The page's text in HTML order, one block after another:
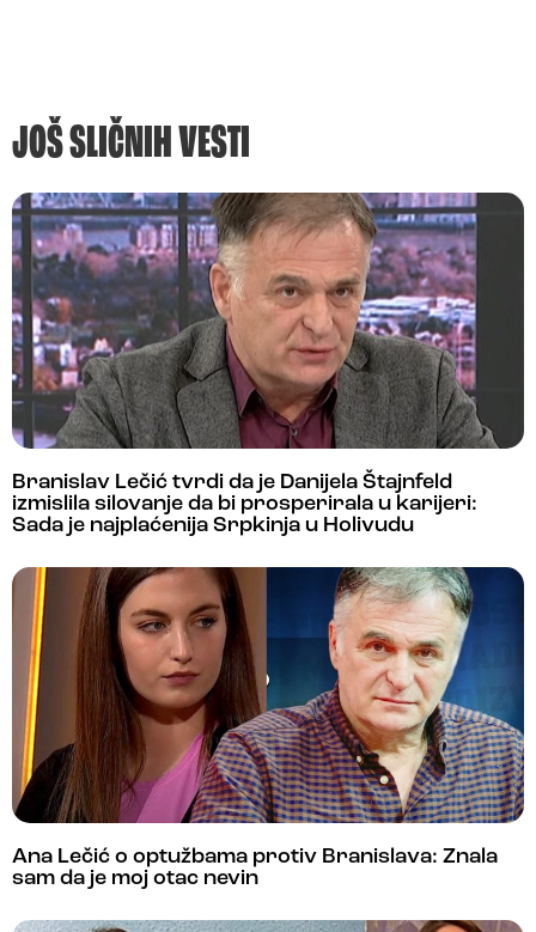
JOŠ SLIČNIH VESTI
Branislav Lečić tvrdi da je Danijela Štajnfeld
izmislila silovanje da bi prosperirala u karijeri:
Sada je najplaćenija Srpkinja u Holivudu
Ana Lečić o optužbama protiv Branislava: Znala
sam da je moj otac nevin